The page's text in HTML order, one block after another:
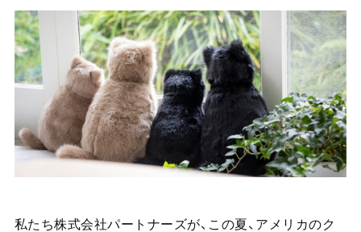
私たち株式会社パートナーズが、この夏、アメリカのク